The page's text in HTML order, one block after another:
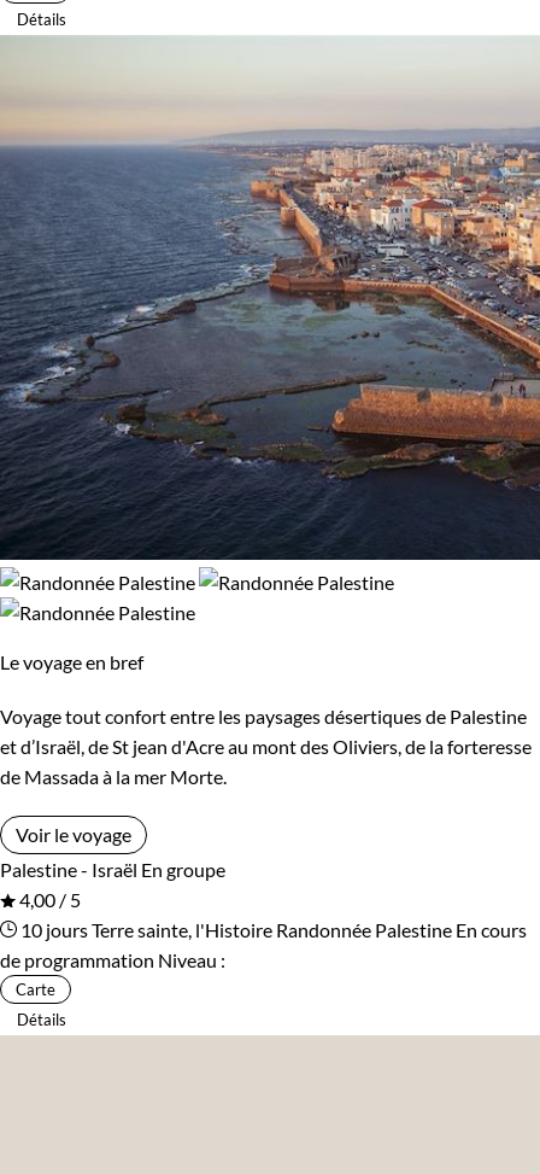
Détails
Le voyage en bref
Voyage tout confort entre les paysages désertiques de Palestine
et d’Israël, de St jean d'Acre au mont des Oliviers, de la forteresse
de Massada à la mer Morte.
Voir le voyage
Palestine - Israël En groupe
4,00 / 5
10 joursTerre sainte, l'Histoire Randonnée Palestine En cours
de programmation Niveau :
Carte
Détails